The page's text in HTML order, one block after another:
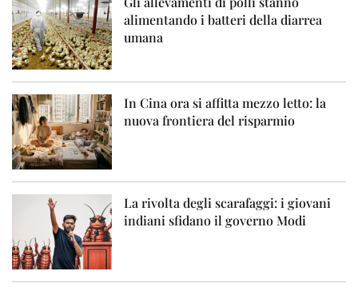
alimentando i batteri della diarrea
umana
In Cina ora si affitta mezzo letto: la
nuova frontiera del risparmio
La rivolta degli scarafaggi: i giovani
indiani sfidano il governo Modi